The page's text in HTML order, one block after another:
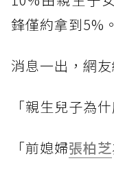
鋒僅約拿到5%。
消息一出，網友
「親生兒子為
「前媳婦張柏芝